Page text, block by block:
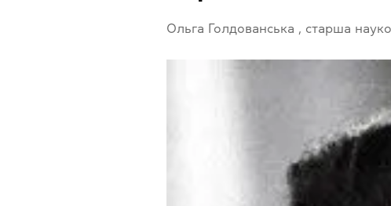
Ольга Голдованська , старша